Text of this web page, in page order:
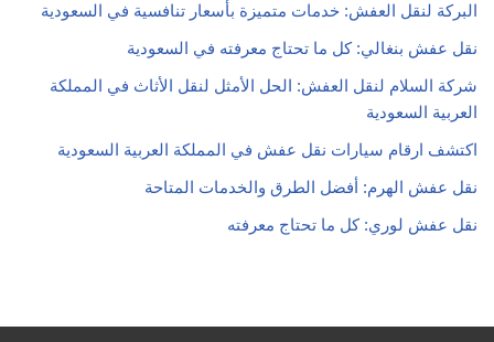
البركة لنقل العفش: خدمات متميزة بأسعار تنافسية في السعودية
نقل عفش بنغالي: كل ما تحتاج معرفته في السعودية
شركة السلام لنقل العفش: الحل الأمثل لنقل الأثاث في المملكة
العربية السعودية
اكتشف ارقام سيارات نقل عفش في المملكة العربية السعودية
نقل عفش الهرم: أفضل الطرق والخدمات المتاحة
نقل عفش لوري: كل ما تحتاج معرفته